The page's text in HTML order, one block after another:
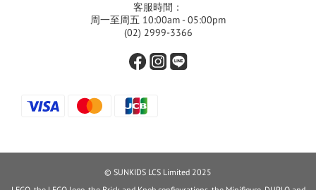
客服時間：
周一至周五 10:00am - 05:00pm
(02) 2999-3366
© SUNKIDS LCS Limited 2025